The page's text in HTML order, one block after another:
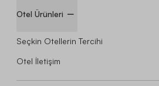
Otel Ürünleri
Seçkin Otellerin Tercihi
Otel İletişim